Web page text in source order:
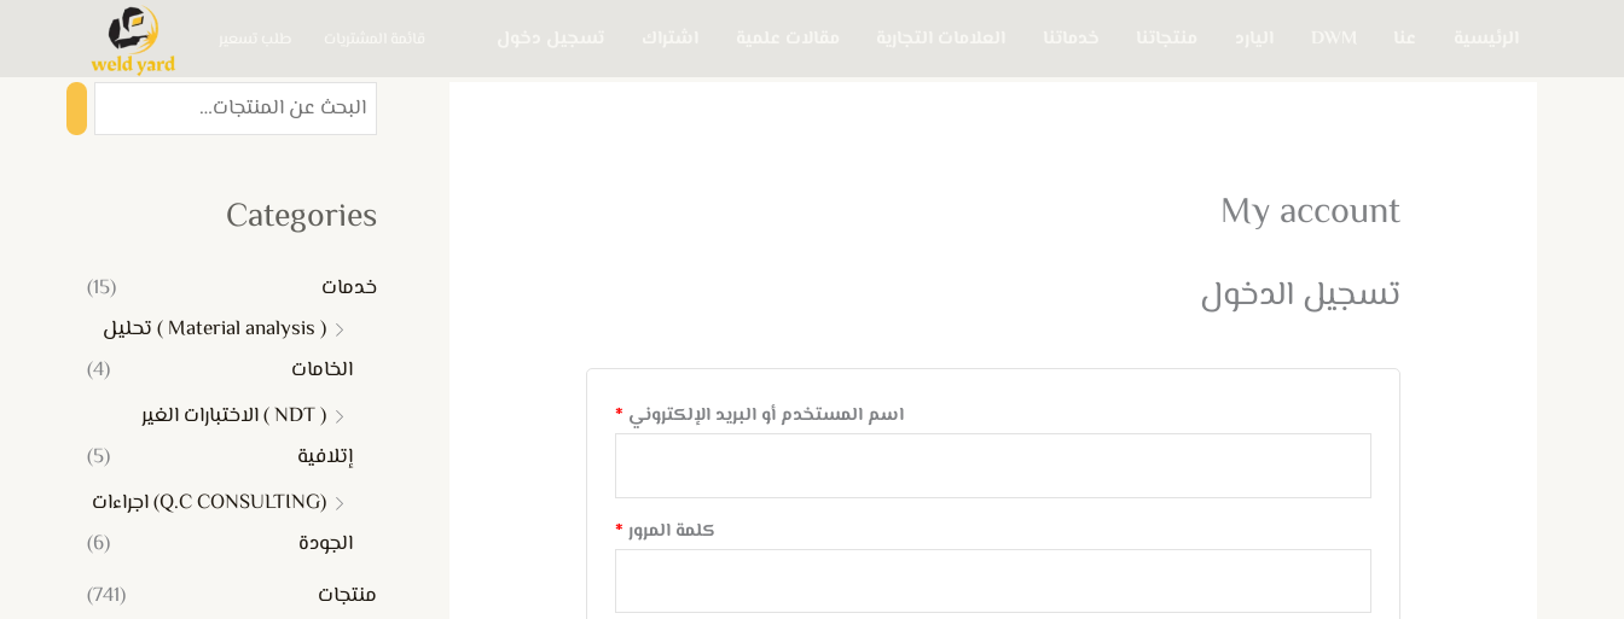
My account
تسجيل الدخول
اسم المستخدم أو البريد الإلكتروني *
كلمة المرور *
Categories
خدمات
(15)
( Material analysis ) تحليل
الخامات
(4)
( NDT ) الاختبارات الغير
إتلافية
(5)
(Q.C CONSULTING) اجراءات
الجودة
(6)
منتجات
(741)